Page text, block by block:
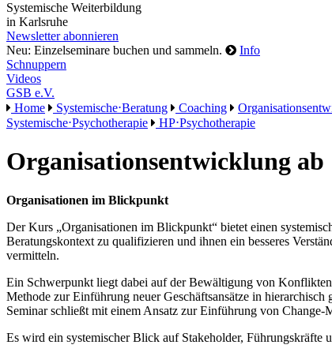
Systemische Weiterbildung
in Karlsruhe
Newsletter abonnieren
Neu: Einzelseminare buchen und sammeln.
Info
Schnuppern
Videos
GSB e.V.
Home
Systemische⋅Beratung Coaching
Systemische⋅Psychotherapie
HP⋅Psychotherapie
Organisationsentwicklung ab
Organisationen im Blickpunkt
Der Kurs „Organisationen im Blickpunkt“ bietet einen
Beratungskontext zu qualifizieren und ihnen ein besseres
vermitteln.
Ein Schwerpunkt liegt dabei auf der Bewältigung von
Methode zur Einführung neuer Geschäftsansätze in
Seminar schließt mit einem Ansatz zur Einführung von
Es wird ein systemischer Blick auf Stakeholder,